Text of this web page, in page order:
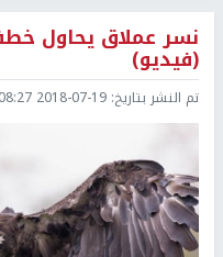
نسر عملاق يحاول
(فيديو)
تم النشر بتاريخ: 2018-07-19 08:27